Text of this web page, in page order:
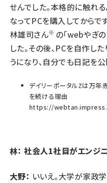
せんでした。本格的に触れ
なってPCを購入してからで
林雄司さん※ の「webやぎ
した。その後、PCを自作し
うになり、自分でも日記を公
デイリーポータルZは万年
を続ける理由
https://
林： 社会人1社目がエンジ
大野： いいえ。大学が家政